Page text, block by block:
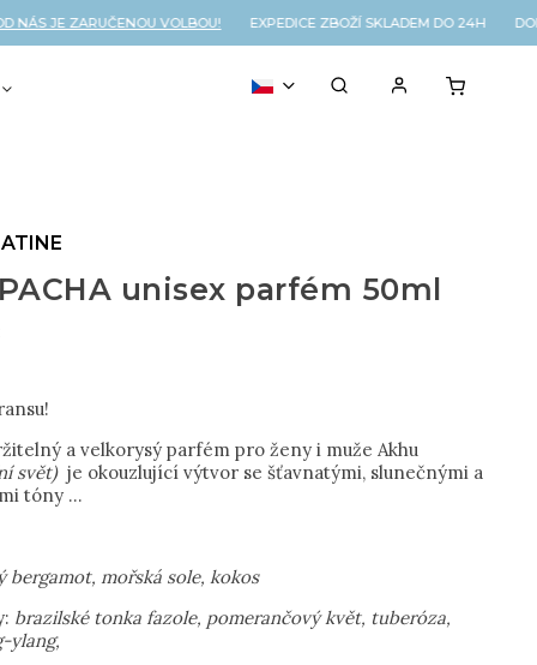
JE ZARUČENOU VOLBOU! EXPEDICE ZBOŽÍ SKLADEM DO 24H
unisex parfém 50ml
a velkorysý parfém pro ženy i muže Akhu
svět) je okouzlující výtvor se šťavnatými, slunečnými a
tóny ...
bergamot, mořská sole, kokos
brazilské tonka fazole, pomerančový květ, tuberóza,
ylang,